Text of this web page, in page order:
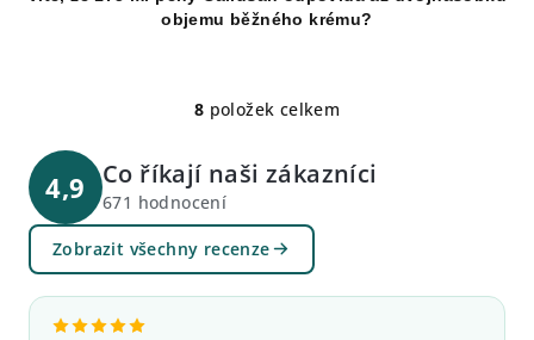
objemu běžného krému?
O
l
d
a
8 položek celkem
4,9 Co říkají naši zákazníci
671 hodnocení
Zobrazit všechny recenze